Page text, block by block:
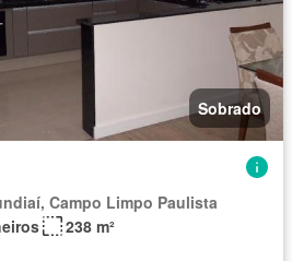
Sobrado
Campo Limpo Paulista
238 m²